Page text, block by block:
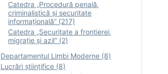
Catedra „Procedură penală,
criminalistică și securitate
informațională” (217)
Catedra „Securitate a frontierei,
migrație și azil” (2)
Departamentul Limbi Moderne (8)
Lucrări științifice (8)